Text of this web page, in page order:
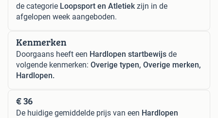
de categorie Loopsport en Atletiekzijn in de
afgelopen week aangeboden.
Kenmerken
Doorgaans heeft een Hardlopen startbewijs de
volgende kenmerken: Overige typen, Overige merken,
Hardlopen.
€ 36
De huidige gemiddelde prijs van een Hardlopen